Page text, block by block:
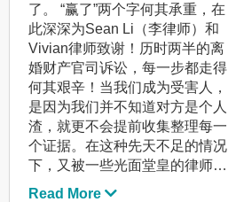
了。 “赢了”两个字何其承重，在
此深深为Sean Li（李律师）和
Vivian律师致谢！历时两半的离
婚财产官司诉讼，每一步都走得
何其艰辛！当我们成为受害人，
是因为我们并不知道对方是个人
渣，就更不会提前收集整理每一
个证据。在这种先天不足的情况
下，又被一些光面堂皇的律师所
忽悠掉一些律师费之后，我几乎
Read More